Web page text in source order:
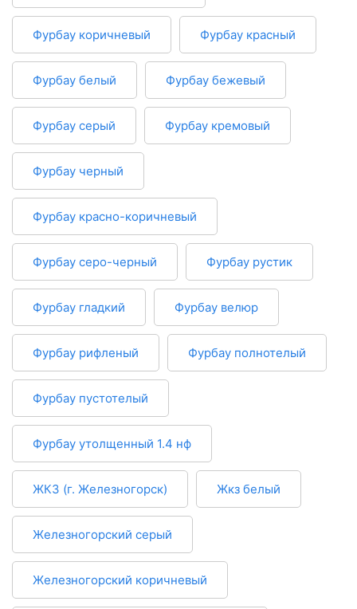
Фурбау коричневый Фурбау красный
Фурбау белый Фурбау бежевый
Фурбау серый Фурбау кремовый
Фурбау черный
Фурбау красно-коричневый
Фурбау серо-черный Фурбау рустик
Фурбау гладкий Фурбау велюр
Фурбау рифленый Фурбау полнотелый
Фурбау пустотелый
Фурбау утолщенный 1.4 нф
ЖКЗ (г. Железногорск) Жкз белый
Железногорский серый
Железногорский коричневый